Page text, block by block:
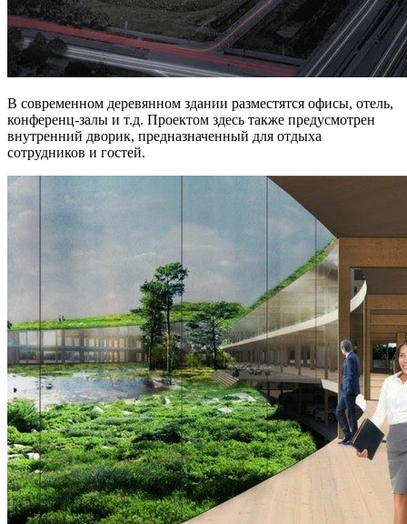
В современном деревянном здании разместятся офисы, отель,
конференц-залы и т.д. Проектом здесь также предусмотрен
внутренний дворик, предназначенный для отдыха
сотрудников и гостей.